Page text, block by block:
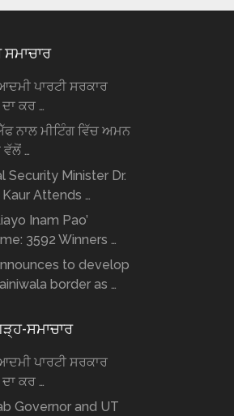
ਸਮਾਚਾਰ
ਪਾਰਟੀ ਸਰਕਾਰ
ਕਰ …
ਨਾਲ ਮੀਟਿੰਗ ਵਿੱਚ ਅਮਨ
ਵੱਲੋਂ …
Security Minister Dr.
Kaur Attends …
Inam Pao’
3592 Winners …
to develop
border as …
ਸਮਾਚਾਰ
ਪਾਰਟੀ ਸਰਕਾਰ
ਕਰ …
Governor and UT